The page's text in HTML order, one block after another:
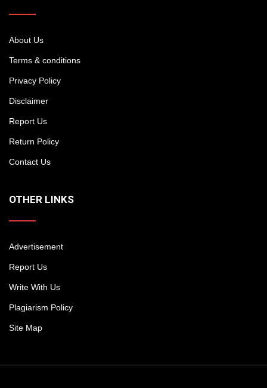
About Us
Terms & conditions
Privacy Policy
Disclaimer
Report Us
Return Policy
Contact Us
OTHER LINKS
Advertisement
Report Us
Write With Us
Plagiarism Policy
Site Map